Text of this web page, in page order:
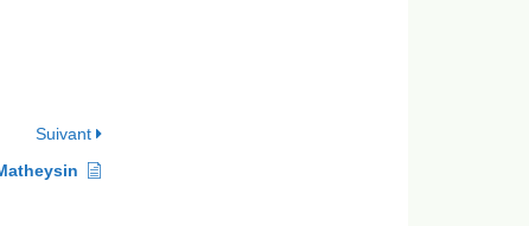
Suivant